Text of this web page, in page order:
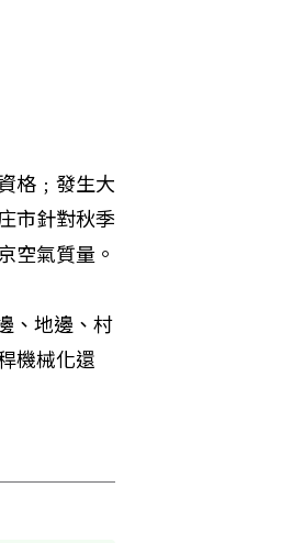
格﹔發生大
市針對秋季
空氣質量。
、地邊、村
機械化還